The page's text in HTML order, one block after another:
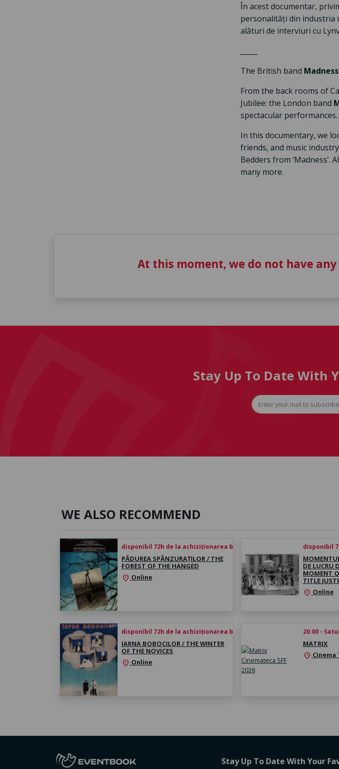
În acest documentar,
personalități din industria
alături de interviuri cu
The British band Madness
From the back rooms of
Jubilee: the London band
spectacular performances.
In this documentary, we
friends, and music
Bedders from ‘Madness’.
many more.
At this moment, we do not have
Stay Up To Date With
WE ALSO RECOMMEND
disponibil 72h de la achiziționarea biletului
PĂDUREA SPÂNZURAȚILOR / THE
FOREST OF THE HANGED
location_on Online
disponibil
DE LUCRU
MOMENT
TITLE
location_on Online
disponibil 72h de la achiziționarea biletului
IARNA BOBOCILOR / THE WINTER
OF THE NOVICES
location_on Online
20:00 -
MATRIX
location_on Cinema
Stay Up To Date With Your